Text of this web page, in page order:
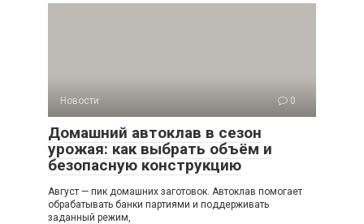
Новости 0
Домашний автоклав в сезон
урожая: как выбрать объём и
безопасную конструкцию
Август — пик домашних заготовок. Автоклав помогает
обрабатывать банки партиями и поддерживать
заданный режим,